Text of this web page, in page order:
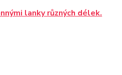
lanky různých délek.